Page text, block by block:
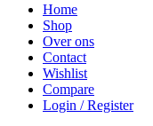
Home
Shop
Over ons
Contact
Wishlist
Compare
Login / Register